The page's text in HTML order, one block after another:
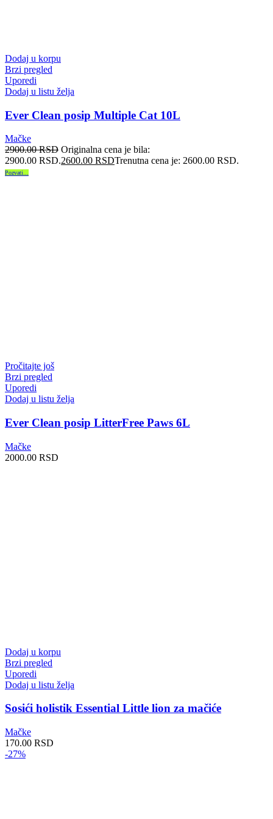
Dodaj u korpu
Brzi pregled
Uporedi
Dodaj u listu želja
Ever Clean posip Multiple Cat 10L
Mačke
2900.00RSD Originalna cena je bila:
2900.00 RSD.2600.00 RSDTrenutna cena je: 2600.00 RSD.
Pozvati...
Pročitajte još
Brzi pregled
Uporedi
Dodaj u listu želja
Ever Clean posip LitterFree Paws 6L
Mačke
2000.00 RSD
Dodaj u korpu
Brzi pregled
Uporedi
Dodaj u listu želja
Sosići holistik Essential Little lion za mačiće
Mačke
170.00 RSD
-27%